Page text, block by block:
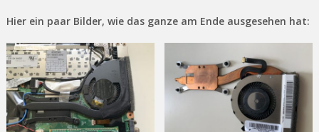
Hier ein paar Bilder, wie das ganze am Ende ausgesehen hat: